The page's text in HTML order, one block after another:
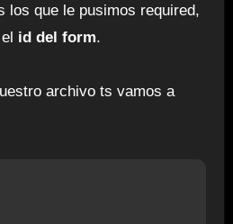
los que le pusimos required,
id del form.
archivo ts vamos a